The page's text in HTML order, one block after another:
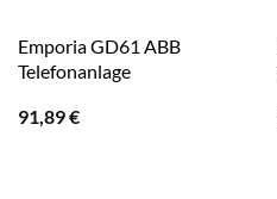
Emporia GD61 ABB
Telefonanlage
91,89€